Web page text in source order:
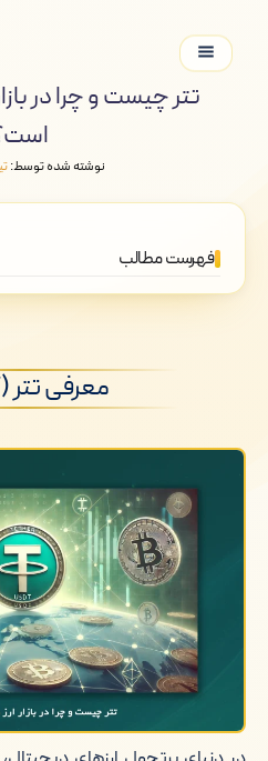
تتر چیست و چرا در
نوشته شده توسط:
فهرست مطالب
معرفی تتر (USDT)
چرا تتر در دنیای
نقش دیجی دلار
نحوه خرید و فروش
کلام آخر
معرفی تتر (USDT)